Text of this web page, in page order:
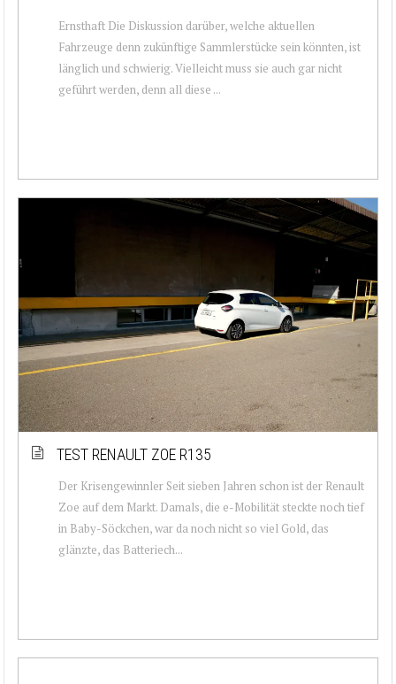
Ernsthaft Die Diskussion darüber, welche aktuellen
Fahrzeuge denn zukünftige Sammlerstücke sein könnten, ist
länglich und schwierig. Vielleicht muss sie auch gar nicht
geführt werden, denn all diese ...
TEST RENAULT ZOE R135
Der Krisengewinnler Seit sieben Jahren schon ist der Renault
Zoe auf dem Markt. Damals, die e-Mobilität steckte noch tief
in Baby-Söckchen, war da noch nicht so viel Gold, das
glänzte, das Batteriech...